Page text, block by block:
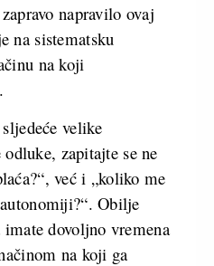
napravilo ovaj
na sistematsku
na koji
velike
zapitajte se ne
već i „koliko me
Obilje
dovoljno vremena
na koji ga